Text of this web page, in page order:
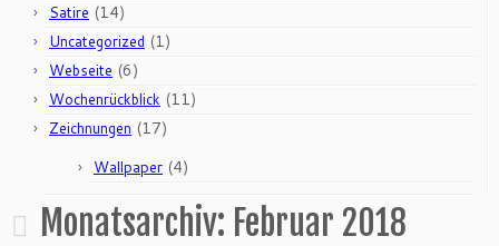
Satire (14)
Uncategorized (1)
Webseite (6)
Wochenrückblick (11)
Zeichnungen (17)
Wallpaper (4)
Monatsarchiv: Februar 2018